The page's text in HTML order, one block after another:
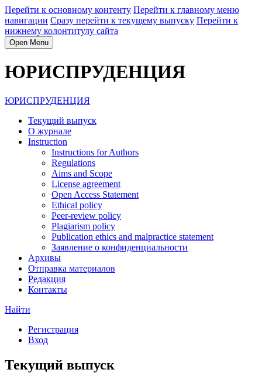
Перейти к основному контенту Перейти к главному меню
навигации Сразу перейти к текущему выпуску Перейти к
нижнему колонтитулу сайта
Open Menu
ЮРИСПРУДЕНЦИЯ
ЮРИСПРУДЕНЦИЯ
Текущий выпуск
О журнале
Instruction
Instructions for Authors
Regulations
Aims and Scope
License agreement
Open Access Statement
Ethical policy
Peer-review policy
Plagiarism policy
Publication ethics and malpractice statement
Заявление о конфиденциальности
Архивы
Отправка материалов
Редакция
Контакты
Найти
Регистрация
Вход
Текущий выпуск